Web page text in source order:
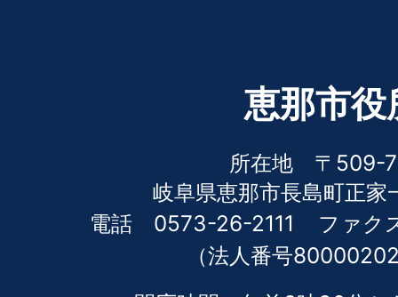
恵那市役
所在地 〒509-
岐阜県恵那市長島町正家
電話 0573-26-2111
ファ
（法人番号